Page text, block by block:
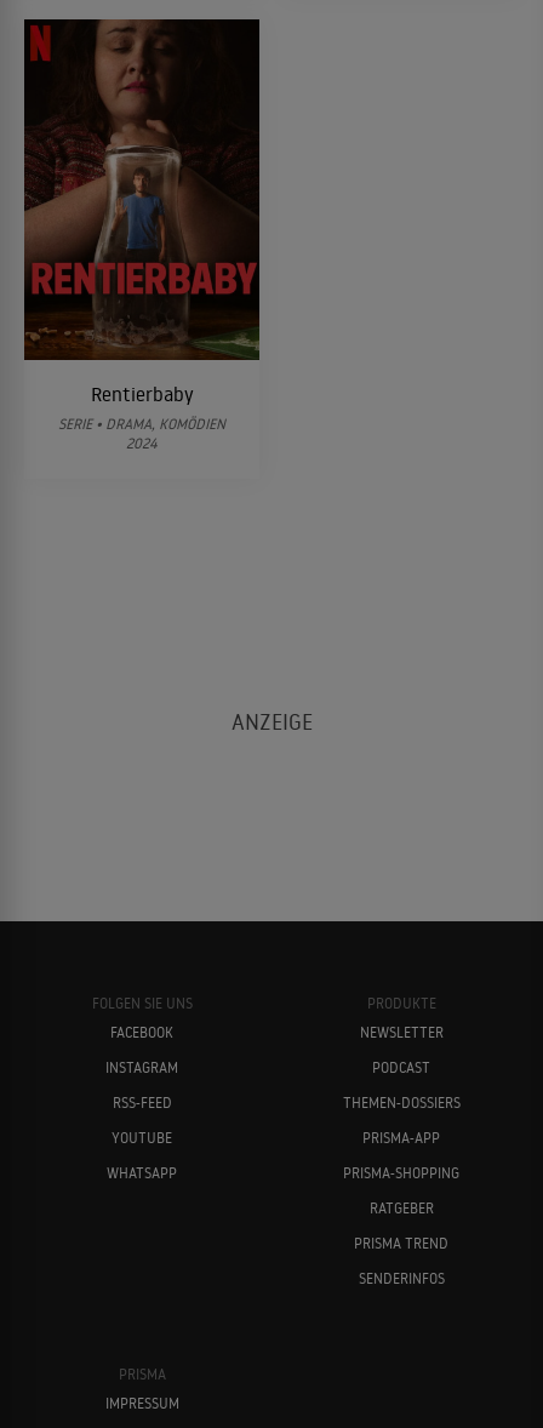
Rentierbaby
SERIE • DRAMA, KOMÖDIEN
2024
FOLGEN SIE UNS
FACEBOOK
INSTAGRAM
RSS-FEED
YOUTUBE
WHATSAPP
PRODUKTE
NEWSLETTER
PODCAST
THEMEN-DOSSIERS
PRISMA-APP
PRISMA-SHOPPING
RATGEBER
PRISMA TREND
SENDERINFOS
PRISMA
IMPRESSUM